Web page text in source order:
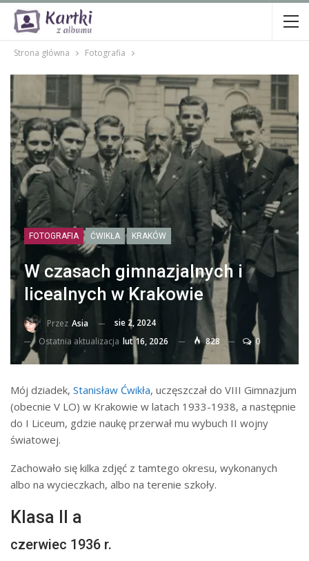
Strona główna Fotografia
FOTOGRAFIA ĆWIKŁA KRAKÓW
W czasach gimnazjalnych i
licealnych w Krakowie
Przez Asia
sie 2, 2024
Ostatnia aktualizacja lut 16, 2026 828 0
Mój dziadek, Stanisław Ćwikła, uczęszczał do VIII Gimnazjum
(obecnie V LO) w Krakowie w latach 1933-1938, a następnie
do I Liceum, gdzie naukę przerwał mu wybuch II wojny
światowej.
Zachowało się kilka zdjęć z tamtego okresu, wykonanych
albo na wycieczkach, albo na terenie szkoły.
Klasa II a
czerwiec 1936 r.